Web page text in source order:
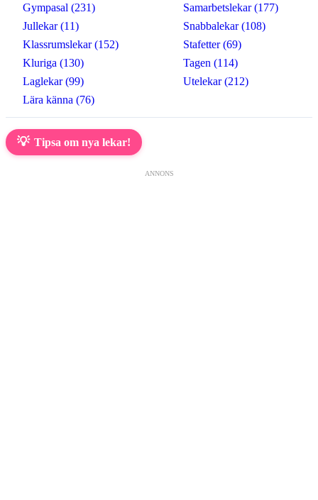
Gympasal (231)
Jullekar (11)
Klassrumslekar (152)
Kluriga (130)
Laglekar (99)
Lära känna (76)
Samarbetslekar (177)
Snabbalekar (108)
Stafetter (69)
Tagen (114)
Utelekar (212)
💡 Tipsa om nya lekar!
ANNONS